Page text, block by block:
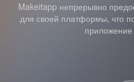
Makeitapp непрерывно
для своей платформы, что